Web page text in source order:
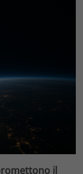
il